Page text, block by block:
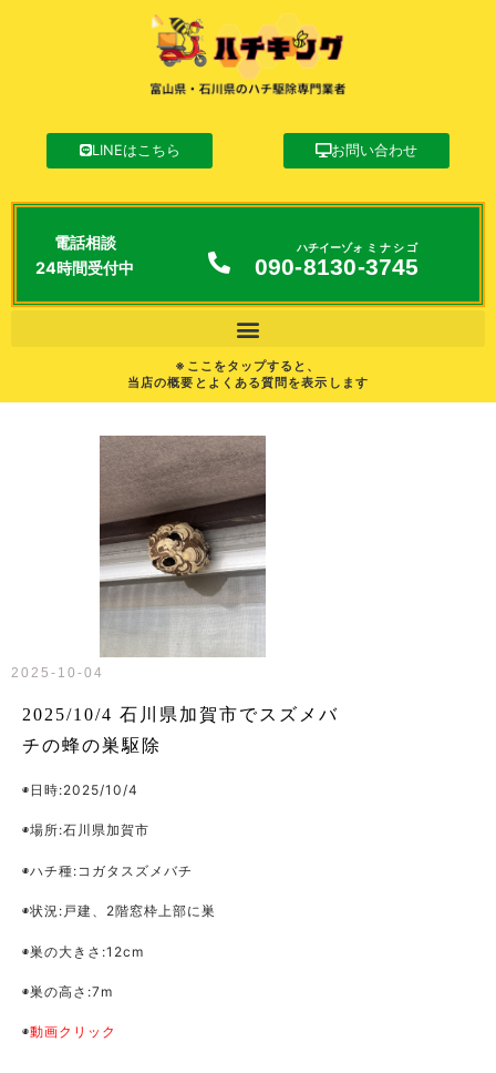
LINEはこちら お問い合わせ
電話相談
24時間受付中
090-8130
ハチイーゾォ
-3745
ミナシゴ
※ここをタップすると、
当店の概要とよくある質問を表示します
2025-10-04
2025/10/4 石川県加賀市でスズメバ
チの蜂の巣駆除
◉日時:2025/10/4
◉場所:石川県加賀市
◉ハチ種:コガタスズメバチ
◉状況:戸建、2階窓枠上部に巣
◉巣の大きさ:12cm
◉巣の高さ:7m
◉動画クリック